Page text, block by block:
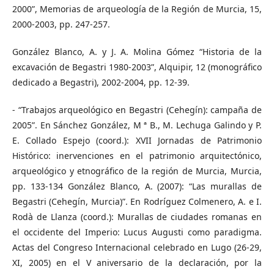
2000”, Memorias de arqueología de la Región de Murcia, 15,
2000-2003, pp. 247-257.
González Blanco, A. y J. A. Molina Gómez “Historia de la
excavación de Begastri 1980-2003”, Alquipir, 12 (monográfico
dedicado a Begastri), 2002-2004, pp. 12-39.
- “Trabajos arqueológico en Begastri (Cehegín): campaña de
2005”. En Sánchez González, M ª B., M. Lechuga Galindo y P.
E. Collado Espejo (coord.): XVII Jornadas de Patrimonio
Histórico: inervenciones en el patrimonio arquitectónico,
arqueológico y etnográfico de la región de Murcia, Murcia,
pp. 133-134 González Blanco, A. (2007): “Las murallas de
Begastri (Cehegín, Murcia)”. En Rodríguez Colmenero, A. e I.
Rodà de Llanza (coord.): Murallas de ciudades romanas en
el occidente del Imperio: Lucus Augusti como paradigma.
Actas del Congreso Internacional celebrado en Lugo (26-29,
XI, 2005) en el V aniversario de la declaración, por la